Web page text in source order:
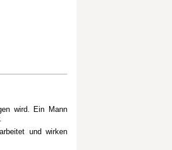
wird. Ein Mann
und wirken